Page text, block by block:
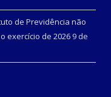
de Previdência não
exercício de 2026 9 de